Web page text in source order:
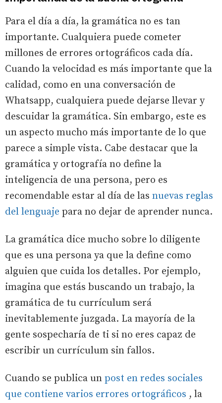
Para el día a día, la gramática no es tan
importante. Cualquiera puede cometer
millones de errores ortográficos cada día.
Cuando la velocidad es más importante que la
calidad, como en una conversación de
Whatsapp, cualquiera puede dejarse llevar y
descuidar la gramática. Sin embargo, este es
un aspecto mucho más importante de lo que
parece a simple vista. Cabe destacar que la
gramática y ortografía no define la
inteligencia de una persona, pero es
recomendable estar al día de las nuevas reglas
del lenguaje para no dejar de aprender nunca.
La gramática dice mucho sobre lo diligente
que es una persona ya que la define como
alguien que cuida los detalles. Por ejemplo,
imagina que estás buscando un trabajo, la
gramática de tu currículum será
inevitablemente juzgada. La mayoría de la
gente sospecharía de ti si no eres capaz de
escribir un currículum sin fallos.
Cuando se publica un post en redes sociales
que contiene varios errores ortográficos , la